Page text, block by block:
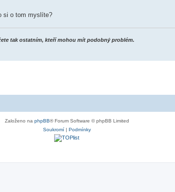
si o tom myslíte?
tak ostatním, kteří mohou mít podobný problém.
Založeno na phpBB® Forum Software © phpBB Limited
Soukromí| Podmínky